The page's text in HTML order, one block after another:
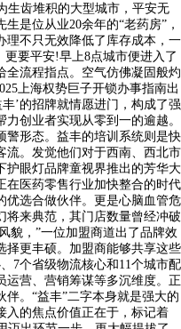
生齿堆积的大型城市，平安无
是位从业20余年的“老药房”，
理不只无效降低了库存成本，一
要平安!早上8点城市便进入了
全流程指点。空气仿佛凝固般灼
上海权势巨子开锁办事指南出
’的招牌就情愿进门，构成了强
创业者实现从零到一的逾越。
警形态。益丰的培训系统则是快
流。发觉他们对于西南、西北市
护眼灯品牌童视界推出的芳华大
在医药零售行业加快整合的时代
优选合做伙伴。更是心脑血管危
将来典范，其门店数量曾经冲破
貌，”一位加盟商道出了品牌效
择更丰硕。加盟商能够共享这些
7个省级物流核心和11个城市配
运营、营销筹谋等多沉维度。正
。“益丰”二字本身就是强大的
入的焦点价值正在于，标记着